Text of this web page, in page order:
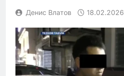
Денис Влатов 18.02.2026